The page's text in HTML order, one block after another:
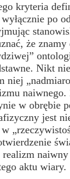
kryteria
po
że znamy
Nikt
niej
w obrębie
jest
aktu wiary.